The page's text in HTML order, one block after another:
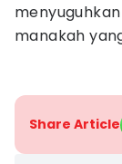
manakah
Share Article